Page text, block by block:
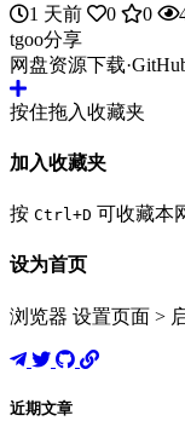
1 天前
0 0
tgoo分享
网盘资源下载
按住拖入收藏夹
加入收藏夹
按 Ctrl+D 可收藏本
设为首页
浏览器 设置页面 >
近期文章